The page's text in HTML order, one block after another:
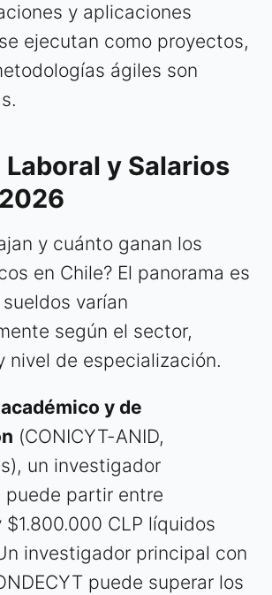
y aplicaciones
ejecutan como proyectos,
ágiles son
y Salarios
y cuánto ganan los
en Chile? El panorama es
varían
según el sector,
nivel de especialización.
y de
(CONICYT-ANID,
un investigador
partir entre
$1.800.000 CLP líquidos
investigador principal con
puede superar los